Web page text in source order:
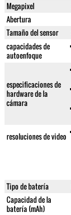
Megapixel
Abertura
Tamaño del sensor
capacidades de
autoenfoque
especificaciones de
hardware de la
cámara
resoluciones de video
Tipo de batería
Capacidad de la
batería (mAh)